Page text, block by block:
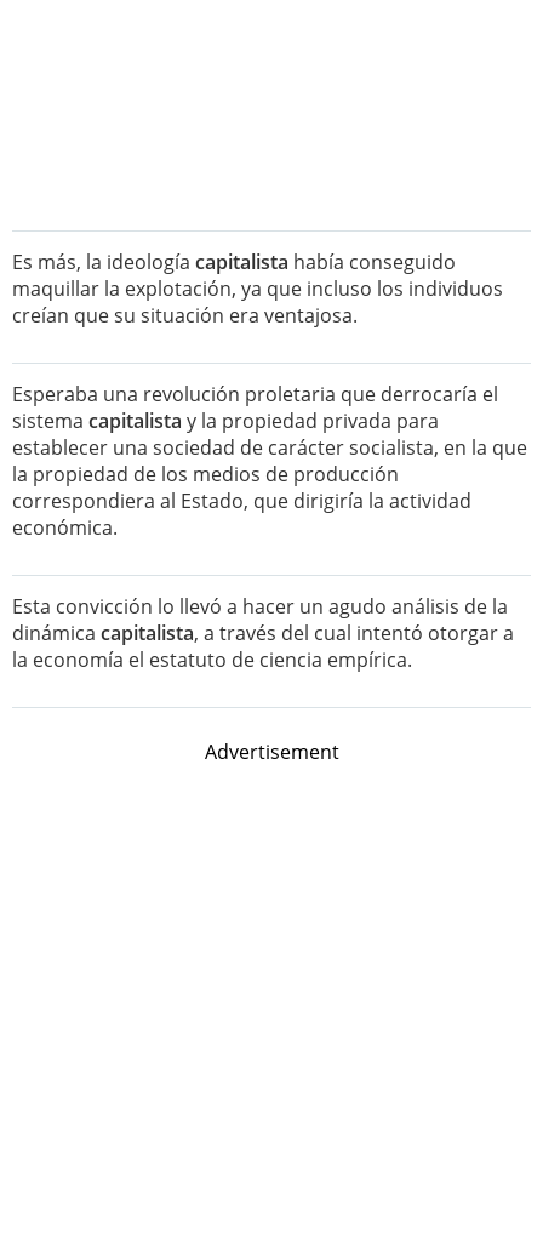
Es más, la ideología capitalista había conseguido
maquillar la explotación, ya que incluso los individuos
creían que su situación era ventajosa.
Esperaba una revolución proletaria que derrocaría el
sistema capitalista y la propiedad privada para
establecer una sociedad de carácter socialista, en la que
la propiedad de los medios de producción
correspondiera al Estado, que dirigiría la actividad
económica.
Esta convicción lo llevó a hacer un agudo análisis de la
dinámica capitalista, a través del cual intentó otorgar a
la economía el estatuto de ciencia empírica.
Advertisement